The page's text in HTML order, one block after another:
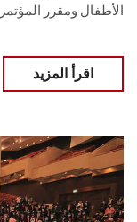
الأطفال ومقرر
اقرأ المزيد